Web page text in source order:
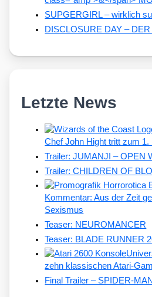
SUPGERGIRL – wirklich
DISCLOSURE DAY –
Letzte News
Chef John Hight tritt zum
Trailer: JUMANJI – OPEN
Trailer: CHILDREN OF
Kommentar: Aus der Zeit
Sexismus
Teaser: NEUROMANCER
Teaser: BLADE RUNNER
zehn klassischen Atari-
Final Trailer – SPIDER-